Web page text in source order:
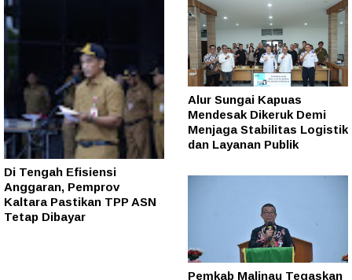
Di Tengah Efisiensi
Anggaran, Pemprov
Kaltara Pastikan TPP ASN
Tetap Dibayar
Alur Sungai Kapuas
Mendesak Dikeruk Demi
Menjaga Stabilitas Logistik
dan Layanan Publik
Pemkab Malinau Tegaskan